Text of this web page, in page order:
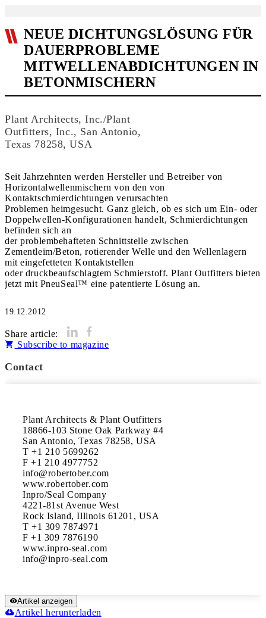
NEUE DICHTUNGSLÖSUNG FÜR
DAUERPROBLEME
MITWELLENABDICHTUNGEN IN
BETONMISCHERN
Plant Architects, Inc./Plant
Outfitters, Inc., San Antonio,
Texas 78258, USA
Seit Jahrzehnten werden Hersteller und Betreiber von
Horizontalwellenmischern von den von
Kontaktschmierdichtungen verursachten
Problemen heimgesucht. Ganz gleich, ob es sich um Ein- oder
Doppelwellen-Konfigurationen handelt, Schmierdichtungen
befinden sich an
der problembehafteten Schnittstelle zwischen
Zementleim/Beton, rotierender Welle und den Wellenlagern
mit eingefetteten Kontaktstellen
oder druckbeaufschlagtem Schmierstoff. Plant Outfitters bieten
jetzt mit PneuSeal™ eine patentierte Lösung an.
19.12.2012
Share article:
Subscribe to magazine
Contact
Plant Architects & Plant Outfitters
18866-103 Stone Oak Parkway #4
San Antonio, Texas 78258, USA
T +1 210 5699262
F +1 210 4977752
info@robertober.com
www.robertober.com
Inpro/Seal Company
4221-81st Avenue West
Rock Island, Illinois 61201, USA
T +1 309 7874971
F +1 309 7876190
www.inpro-seal.com
Artikel anzeigen
Artikel herunterladen